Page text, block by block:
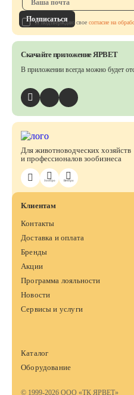
ЗооПро ВетПро
Для животноводческих хозяйств
и профессионалов зообизнеса
Клиентам
Контакты
Доставка и оплата
Бренды
Акции
Программа лояльности
Новости
Сервисы и услуги
Каталог
Оборудование
© 1999-2026 ООО «ТК ЯРВЕТ»
Подписаться
Я подтверждаю свое согласие на
Скачайте приложение ЯРВЕТ
В приложении всегда можно будет